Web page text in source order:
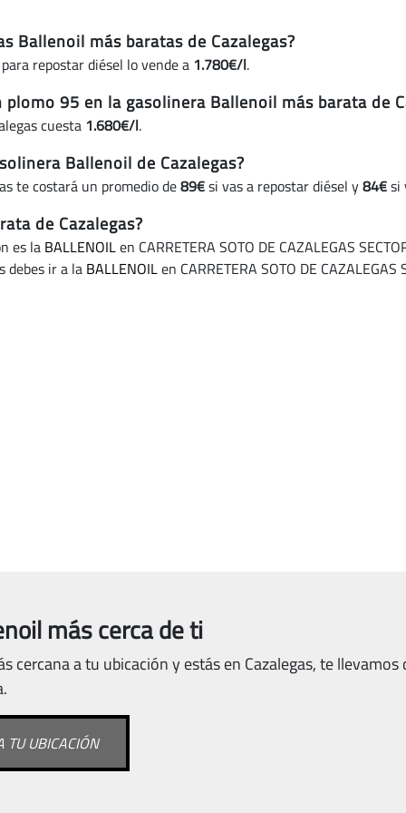
Ballenoil más baratas de Cazalegas?
repostar diésel lo vende a 1.780€/l.
95 en la gasolinera Ballenoil más barata de
cuesta 1.680€/l.
Ballenoil de Cazalegas?
te costará un promedio de89€si vas a repostar diésel y84€si
de Cazalegas?
es la BALLENOILen CARRETERA SOTO DE CAZALEGAS
debes ir a la BALLENOILen CARRETERA SOTO DE
más cerca de ti
cercana a tu ubicación y estás en Cazalegas, te
TU UBICACIÓN